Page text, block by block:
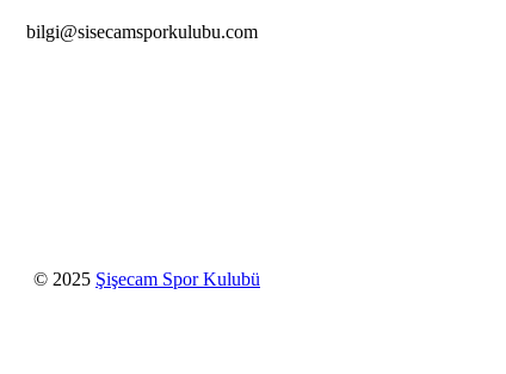
bilgi@sisecamsporkulubu.com
© 2025 Şişecam Spor Kulubü